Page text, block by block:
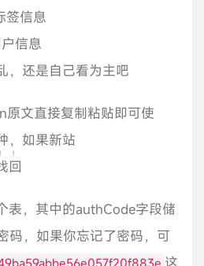
签信息
信息
，还是自己看为主吧
文直接复制粘贴即可使
，如果新站
回
！
表，其中的authCode字段储
码，如果你忘记了密码，可
这